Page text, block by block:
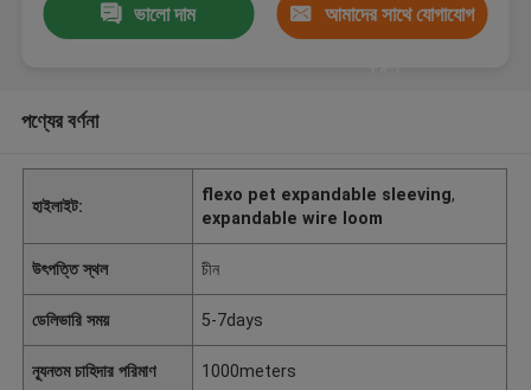
ভালো দাম আমাদের সাথে যোগাযোগ
পণ্যের বর্ণনা
হাইলাইট:
flexo pet expandable sleeving,
expandable wire loom
উৎপত্তি স্থল চীন
ডেলিভারি সময় 5-7days
ন্যূনতম চাহিদার পরিমাণ 1000meters